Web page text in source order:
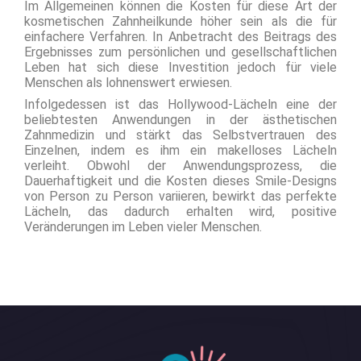
Im Allgemeinen können die Kosten für diese Art der
kosmetischen Zahnheilkunde höher sein als die für
einfachere Verfahren. In Anbetracht des Beitrags des
Ergebnisses zum persönlichen und gesellschaftlichen
Leben hat sich diese Investition jedoch für viele
Menschen als lohnenswert erwiesen.
Infolgedessen ist das Hollywood-Lächeln eine der
beliebtesten Anwendungen in der ästhetischen
Zahnmedizin und stärkt das Selbstvertrauen des
Einzelnen, indem es ihm ein makelloses Lächeln
verleiht. Obwohl der Anwendungsprozess, die
Dauerhaftigkeit und die Kosten dieses Smile-Designs
von Person zu Person variieren, bewirkt das perfekte
Lächeln, das dadurch erhalten wird, positive
Veränderungen im Leben vieler Menschen.